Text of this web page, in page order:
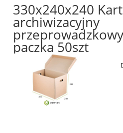
330x240x240
archiwizacyjny
paczka 50szt